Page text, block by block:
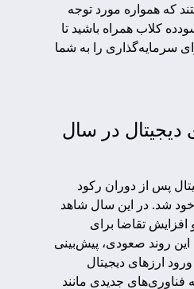
که همواره مورد توجه
کلاب همراه باشید تا
سرمایه‌گذاری را به شما
دیجیتال در سال
دیجیتال پس از دوران رکود
شد. در این سال شاهد
افزایش تقاضا برای
این روند صعودی، پیش‌بینی
سال ۲۰۲۵ شاهد ورود ارزهای دیجیتال
فناوری‌های جدیدی مانند